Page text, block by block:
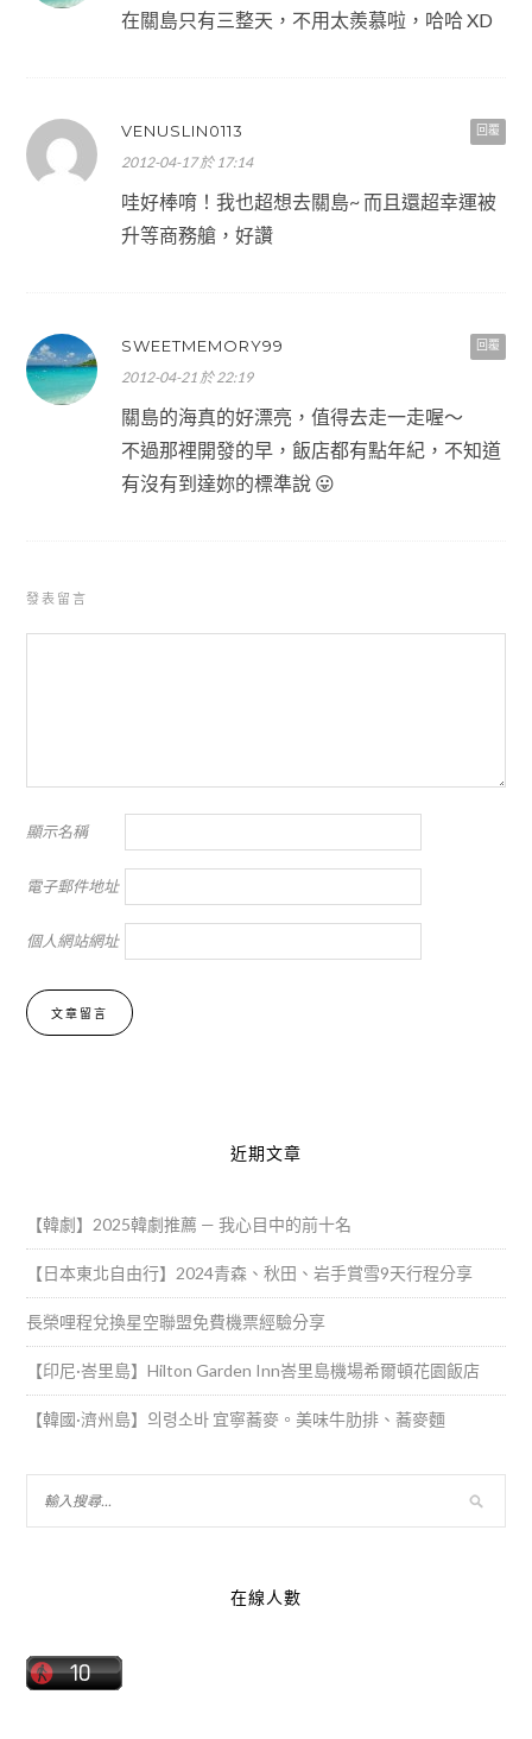
在關島只有三整天，不用太羨慕啦，哈哈 XD
回覆
VENUSLIN0113
2012-04-17 於 17:14
哇好棒唷！我也超想去關島~ 而且還超幸運被
升等商務艙，好讚
回覆
SWEETMEMORY99
2012-04-21 於 22:19
關島的海真的好漂亮，值得去走一走喔～
不過那裡開發的早，飯店都有點年紀，不知道
有沒有到達妳的標準說 😛
發表留言
顯示名稱
電子郵件地址
個人網站網址
近期文章
【韓劇】2025韓劇推薦 — 我心目中的前十名
【日本東北自由行】2024青森、秋田、岩手賞雪9天行程分享
長榮哩程兌換星空聯盟免費機票經驗分享
【印尼·峇里島】Hilton Garden Inn峇里島機場希爾頓花園飯店
【韓國·濟州島】의령소바 宜寧蕎麥。美味牛肋排、蕎麥麵
在線人數